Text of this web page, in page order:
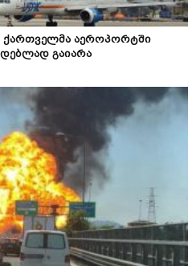
აეროპორტში
გაიარა